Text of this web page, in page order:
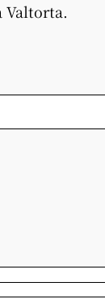
Valtorta.